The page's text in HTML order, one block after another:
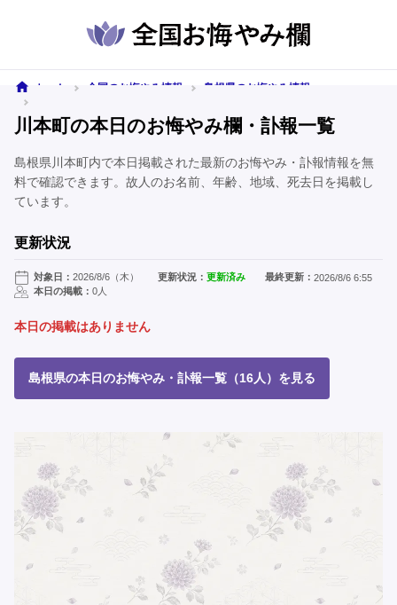
ホーム 全国のお悔やみ情報
島根県のお悔やみ情報
川本町の本日のお悔やみ欄・訃報一覧
島根県川本町内で本日掲載された最新のお悔やみ・訃報情報を無
料で確認できます。故人のお名前、年齢、地域、死去日を掲載し
ています。
更新状況
対象日： 2026/8/6（木） 更新状況：更新済み 最終更新： 2026/8/6 6:55
本日の掲載： 0人
本日の掲載はありません
島根県の本日のお悔やみ・訃報一覧（16人）を見る